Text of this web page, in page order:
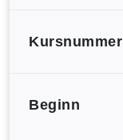
Kursnummer
Beginn